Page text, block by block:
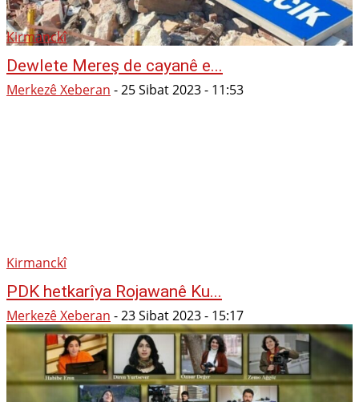
Kirmanckî
Dewlete Mereş de cayanê e...
Merkezê Xeberan -25 Sibat 2023 - 11:53
Kirmanckî
PDK hetkarîya Rojawanê Ku...
Merkezê Xeberan -23 Sibat 2023 - 15:17